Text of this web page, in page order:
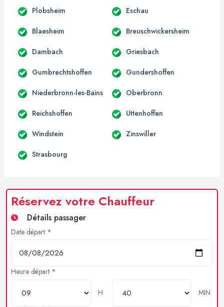
Plobsheim Eschau
Blaesheim Breuschwickersheim
Dambach Griesbach
Gumbrechtshoffen Gundershoffen
Niederbronn-les-Bains Oberbronn
Reichshoffen Uttenhoffen
Windstein Zinswiller
Strasbourg
Réservez votre Chauffeur
Détails passager
Date départ *
Heure départ *
H
MIN